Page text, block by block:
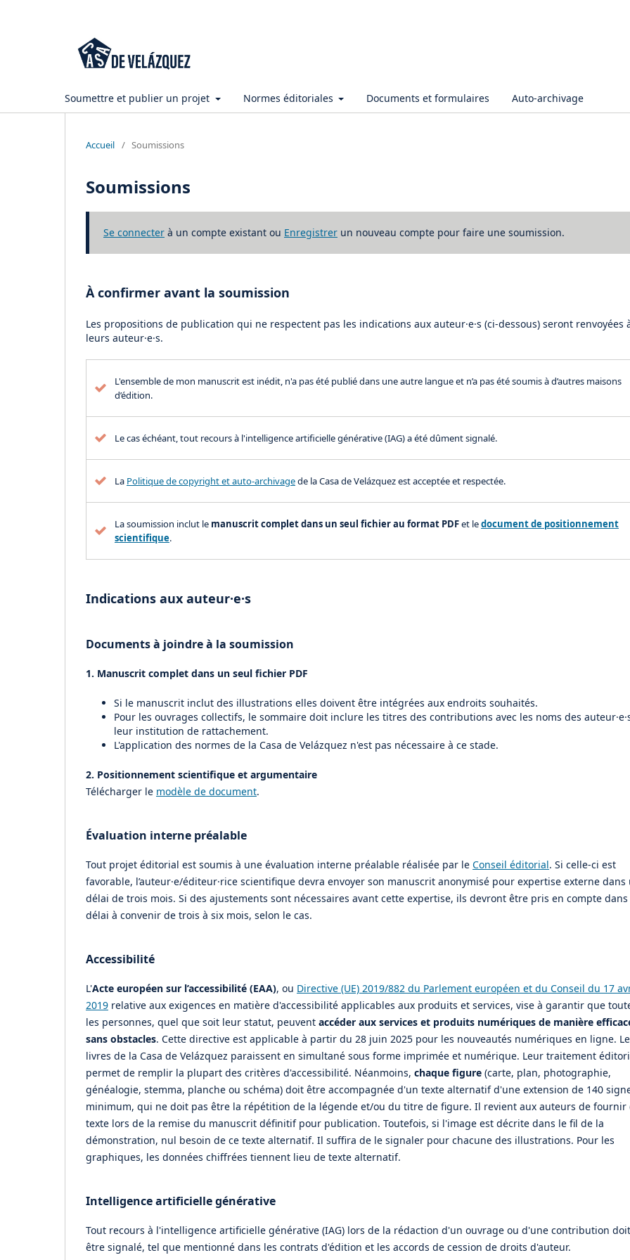
Soumettre et publier un projet Normes éditoriales Documents et formulaires Auto-archivage
Accueil / Soumissions
Soumissions
Se connecter à un compte existant ou Enregistrer un nouveau compte pour faire une soumission.
À confirmer avant la soumission
Les propositions de publication qui ne respectent pas les indications aux auteur·e·s (ci-dessous) seront renvoyées
leurs auteur·e·s.
L'ensemble de mon manuscrit est inédit, n'a pas été publié dans une autre langue et n’a pas été soumis à d’autres maisons
d’édition.
Le cas échéant, tout recours à l'intelligence artificielle générative (IAG) a été dûment signalé.
La Politique de copyright et auto-archivagede la Casa de Velázquez est acceptée et respectée.
La soumission inclut le manuscrit complet dans un seul fichier au format PDFet ledocument de positionnement
scientifique.
Indications aux auteur·e·s
Documents à joindre à la soumission
1. Manuscrit complet dans un seul fichier PDF
Si le manuscrit inclut des illustrations elles doivent être intégrées aux endroits souhaités.
Pour les ouvrages collectifs, le sommaire doit inclure les titres des contributions avec les noms des
leur institution de rattachement.
L'application des normes de la Casa de Velázquez n'est pas nécessaire à ce stade.
2. Positionnement scientifique et argumentaire
Télécharger le modèle de document.
Évaluation interne préalable
Tout projet éditorial est soumis à une évaluation interne préalable réalisée par le Conseil éditorial. Si celle-ci est
favorable, l’auteur·e/éditeur·rice scientifique devra envoyer son manuscrit anonymisé pour expertise externe dans
délai de trois mois. Si des ajustements sont nécessaires avant cette expertise, ils devront être pris en compte
délai à convenir de trois à six mois, selon le cas.
Accessibilité
L'Acte européen sur l’accessibilité (EAA), ou Directive (UE) 2019/882 du Parlement européen et du Conseil du 17
2019 relative aux exigences en matière d'accessibilité applicables aux produits et services, vise à garantir que
les personnes, quel que soit leur statut, peuvent accéder aux services et produits numériques de manière
sans obstacles. Cette directive est applicable à partir du 28 juin 2025 pour les nouveautés numériques en ligne.
livres de la Casa de Velázquez paraissent en simultané sous forme imprimée et numérique. Leur traitement
permet de remplir la plupart des critères d'accessibilité. Néanmoins, chaque figure (carte, plan, photographie,
généalogie, stemma, planche ou schéma) doit être accompagnée d'un texte alternatif d'une extension de 140
minimum, qui ne doit pas être la répétition de la légende et/ou du titre de figure. Il revient aux auteurs de fournir
texte lors de la remise du manuscrit définitif pour publication. Toutefois, si l'image est décrite dans le fil de la
démonstration, nul besoin de ce texte alternatif. Il suffira de le signaler pour chacune des illustrations. Pour les
graphiques, les données chiffrées tiennent lieu de texte alternatif.
Intelligence artificielle générative
Tout recours à l'intelligence artificielle générative (IAG) lors de la rédaction d'un ouvrage ou d'une contribution doit
être signalé, tel que mentionné dans les contrats d'édition et les accords de cession de droits d'auteur.